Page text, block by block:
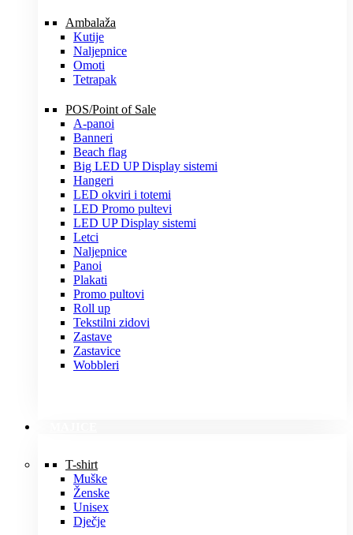
Ambalaža
Kutije
Naljepnice
Omoti
Tetrapak
POS/Point of Sale
A-panoi
Banneri
Beach flag
Big LED UP Display sistemi
Hangeri
LED okviri i totemi
LED Promo pultevi
LED UP Display sistemi
Letci
Naljepnice
Panoi
Plakati
Promo pultovi
Roll up
Tekstilni zidovi
Zastave
Zastavice
Wobbleri
T-shirt
Muške
Ženske
Unisex
Dječje